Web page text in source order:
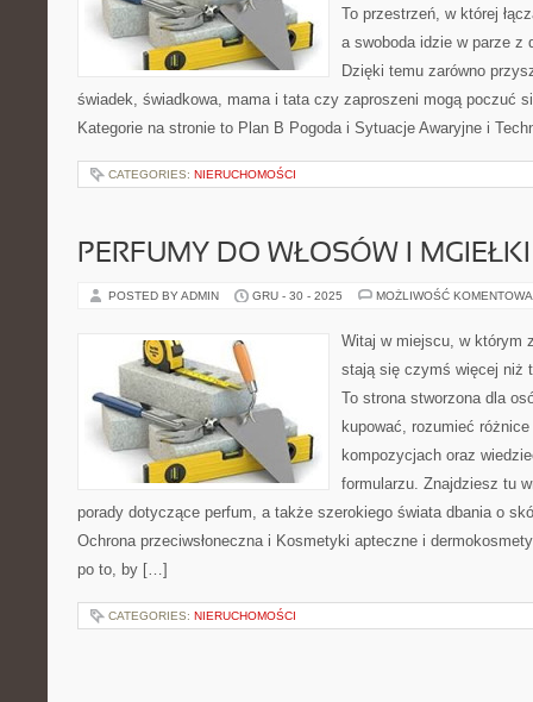
To przestrzeń, w której
a swoboda idzie w parze z
Dzięki temu zarówno
świadek, świadkowa, mama i tata czy zaproszeni mogą poczuć
Kategorie na stronie to Plan B Pogoda i Sytuacje Awaryjne i
CATEGORIES: NIERUCHOMOŚCI
PERFUMY DO WŁOSÓW I
POSTED BY ADMIN GRU - 30 - 2025 MOŻLIWOŚĆ
Witaj w miejscu, w którym
stają się czymś więcej niż
To strona stworzona dla
kupować, rozumieć
kompozycjach oraz
formularzu. Znajdziesz tu
porady dotyczące perfum, a także szerokiego świata dbania o
Ochrona przeciwsłoneczna i Kosmetyki apteczne i
po to, by […]
CATEGORIES: NIERUCHOMOŚCI